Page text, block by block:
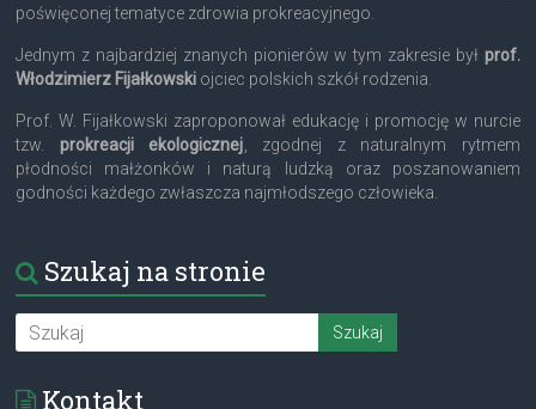
poświęconej tematyce zdrowia prokreacyjnego.
Jednym z najbardziej znanych pionierów w tym zakresie był prof.
Włodzimierz Fijałkowski ojciec polskich szkół rodzenia.
Prof. W. Fijałkowski zaproponował edukację i promocję w nurcie
tzw. prokreacji ekologicznej , zgodnej z naturalnym rytmem
płodności małżonków i naturą ludzką oraz poszanowaniem
godności każdego zwłaszcza najmłodszego człowieka.
Szukaj na stronie
Kontakt